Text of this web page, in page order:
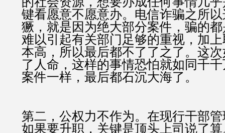
键看愿意不愿意办。电信诈骗之所
獗，就是因为绝大部分案件，骗的
难以引起有关部门足够的重视，加
本高，所以最后都不了了之了。这
了人命，这样的事情恐怕就如同千
案件一样，最后都石沉大海了。
第二，公权力不作为。在现行干部
如果要升职，关键是顶头上司说了